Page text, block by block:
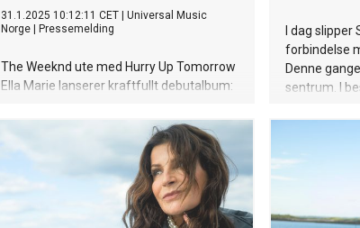
31.1.2025 10:12:11 CET
Universal Music
Norge
Pressemelding
The Weeknd ute med Hurry Up Tomorrow
Ella Marie lanserer kraftfullt debutalbum:
overfladisk kjærlighet Tause menns
talsmann gjør Badebussen! Lady Gaga
slapp denne uken nyheten om nytt album.
Det nye albumet har fått tittelen Mayhem
og slippes 7. mars. Mayhem er hennes
syvende studioalbum og første
I dag
forbindelse
Denne
sentrum. I
rapartist
etablert seg
mye takket
og tidvis
beholder i